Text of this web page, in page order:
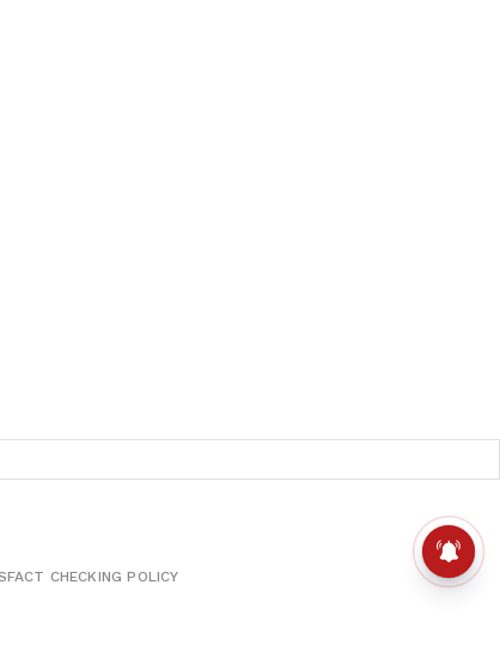
FACT CHECKING POLICY